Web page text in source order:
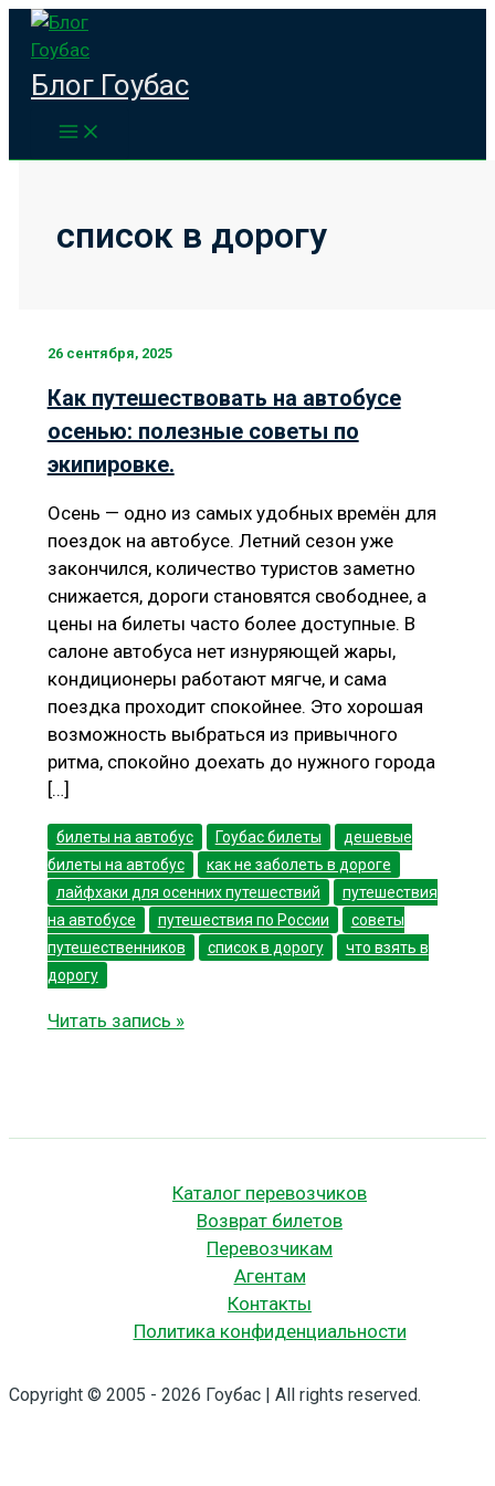
Перейти
содержимому
Блог Гоубас
список в дорогу
26 сентября, 2025
Как путешествовать на автобусе
осенью: полезные советы по
экипировке.
Осень — одно из самых удобных времён для
поездок на автобусе. Летний сезон уже
закончился, количество туристов заметно
снижается, дороги становятся свободнее, а
цены на билеты часто более доступные. В
салоне автобуса нет изнуряющей жары,
кондиционеры работают мягче, и сама
поездка проходит спокойнее. Это хорошая
возможность выбраться из привычного
ритма, спокойно доехать до нужного города
[…]
билеты на автобус Гоубас билеты
дешевые
билеты на автобус
как не заболеть в дороге
лайфхаки для осенних путешествий
путешествия
на автобусе
путешествия по России
советы
путешественников
список в дорогу
что взять в
дорогу
Как
Читать запись »
Каталог перевозчиков
Возврат билетов
Перевозчикам
Агентам
Контакты
Политика конфиденциальности
Copyright © 2005 - 2026 Гоубас | All rights reserved.